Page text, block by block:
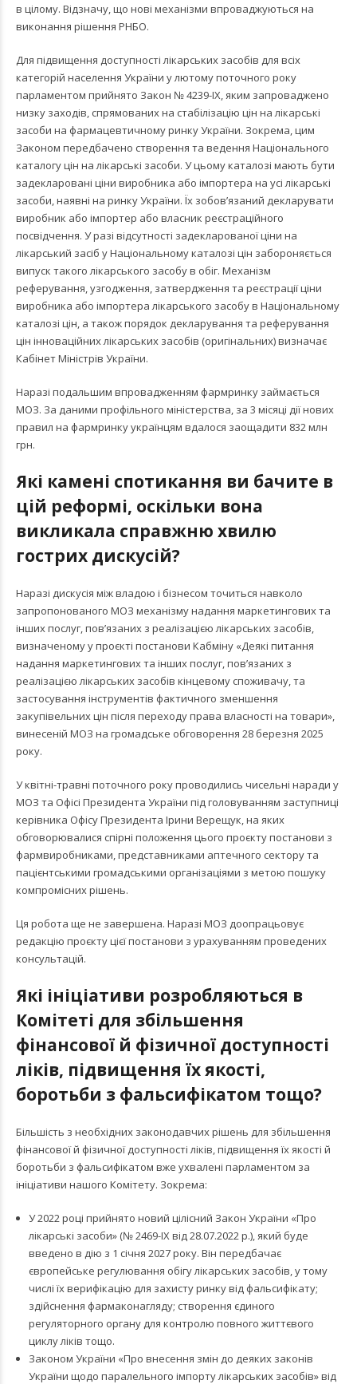
в цілому. Відзначу, що нові механізми впроваджуються на
виконання рішення РНБО.
Для підвищення доступності лікарських засобів для всіх
категорій населення України у лютому поточного року
парламентом прийнято Закон № 4239-IX, яким запроваджено
низку заходів, спрямованих на стабілізацію цін на лікарські
засоби на фармацевтичному ринку України. Зокрема, цим
Законом передбачено створення та ведення Національного
каталогу цін на лікарські засоби. У цьому каталозі мають бути
задекларовані ціни виробника або імпортера на усі лікарські
засоби, наявні на ринку України. Їх зобов’язаний декларувати
виробник або імпортер або власник реєстраційного
посвідчення. У разі відсутності задекларованої ціни на
лікарський засіб у Національному каталозі цін забороняється
випуск такого лікарського засобу в обіг. Механізм
реферування, узгодження, затвердження та реєстрації ціни
виробника або імпортера лікарського засобу в Національному
каталозі цін, а також порядок декларування та реферування
цін інноваційних лікарських засобів (оригінальних) визначає
Кабінет Міністрів України.
Наразі подальшим впровадженням фармринку займається
МОЗ. За даними профільного міністерства, за 3 місяці дії нових
правил на фармринку українцям вдалося заощадити 832 млн
грн.
Які камені спотикання ви бачите в
цій реформі, оскільки вона
викликала справжню хвилю
гострих дискусій?
Наразі дискусія між владою і бізнесом точиться навколо
запропонованого МОЗ механізму надання маркетингових та
інших послуг, пов’язаних з реалізацією лікарських засобів,
визначеному у проєкті постанови Кабміну «Деякі питання
надання маркетингових та інших послуг, пов’язаних з
реалізацією лікарських засобів кінцевому споживачу, та
застосування інструментів фактичного зменшення
закупівельних цін після переходу права власності на товари»,
винесеній МОЗ на громадське обговорення 28 березня 2025
року.
У квітні-травні поточного року проводились чисельні наради у
МОЗ та Офісі Президента України під головуванням заступниці
керівника Офісу Президента Ірини Верещук, на яких
обговорювалися спірні положення цього проєкту постанови з
фармвиробниками, представниками аптечного сектору та
пацієнтськими громадськими організаціями з метою пошуку
компромісних рішень.
Ця робота ще не завершена. Наразі МОЗ доопрацьовує
редакцію проєкту цієї постанови з урахуванням проведених
консультацій.
Які ініціативи розробляються в
Комітеті для збільшення
фінансової й фізичної доступності
ліків, підвищення їх якості,
боротьби з фальсифікатом тощо?
Більшість з необхідних законодавчих рішень для збільшення
фінансової й фізичної доступності ліків, підвищення їх якості й
боротьби з фальсифікатом вже ухвалені парламентом за
ініціативи нашого Комітету. Зокрема:
У 2022 році прийнято новий цілісний Закон України «Про
лікарські засоби» (№ 2469-IX від 28.07.2022 р.), який буде
введено в дію з 1 січня 2027 року. Він передбачає
європейське регулювання обігу лікарських засобів, у тому
числі їх верифікацію для захисту ринку від фальсифікату;
здійснення фармаконагляду; створення єдиного
регуляторного органу для контролю повного життєвого
циклу ліків тощо.
Законом України «Про внесення змін до деяких законів
України щодо паралельного імпорту лікарських засобів» від